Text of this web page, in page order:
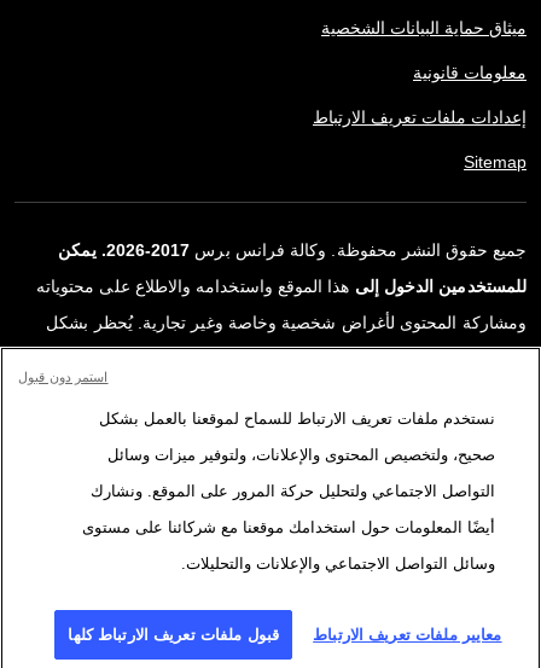
ميثاق حماية البيانات الشخصية
معلومات قانونية
إعدادات ملفات تعريف الارتباط
Sitemap
جميع حقوق النشر محفوظة. وكالة فرانس برس
2017-2026. يمكن
للمستخدمين الدخول إلى هذا الموقع واستخدامه والاطلاع على محتوياته
ومشاركة المحتوى لأغراض شخصية وخاصة وغير تجارية. يُحظر بشكل
ترخيص محددة موقعة مع وكالة فرانس برس. المواد والروابط الواردة في
التقارير، والتي لم تنتجها وكالة فرانس برس، مستخدمة فقط وبالقدر
اللازم كعناصر إثبات لمحتوى هذه التقارير. لم تحصل فرانس برس على أي
حقوق من المؤلفين أو مالكي حقوق النشر لهذا المحتوى ولا تتحمّل أي
مسؤوليّة في هذا الصدد. وكالة فرانس برس وشعارها علامتان تجاريتان
نستخدم ملفات تعريف الارتباط للسماح لموقعنا بالعمل بشكل
صحيح، ولتخصيص المحتوى والإعلانات، ولتوفير ميزات وسائل
التواصل الاجتماعي ولتحليل حركة المرور على الموقع. ونشارك
أيضًا المعلومات حول استخدامك موقعنا مع شركائنا على مستوى
وسائل التواصل الاجتماعي والإعلانات والتحليلات.
معايير ملفات تعريف الارتباط قبول ملفات تعريف الارتباط كلها
استمر دون قبول